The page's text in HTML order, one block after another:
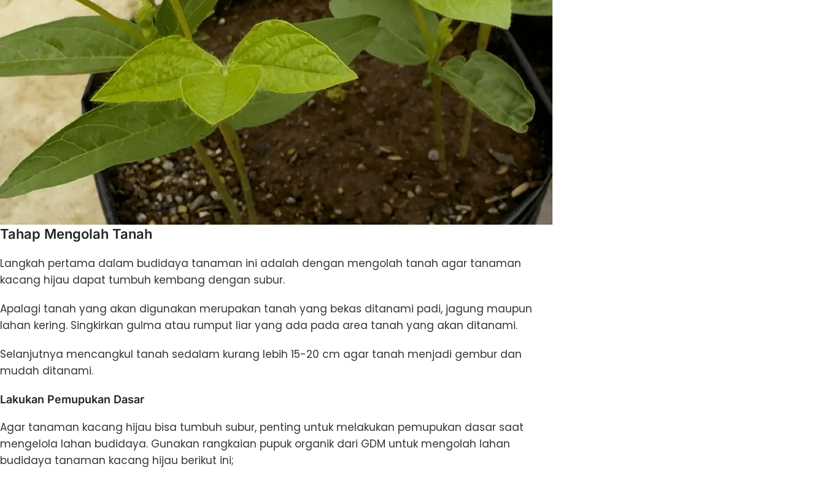
Tahap Mengolah Tanah
Langkah pertama dalam budidaya tanaman ini adalah dengan mengolah tanah agar tanaman
kacang hijau dapat tumbuh kembang dengan subur.
Apalagi tanah yang akan digunakan merupakan tanah yang bekas ditanami padi, jagung maupun
lahan kering. Singkirkan gulma atau rumput liar yang ada pada area tanah yang akan ditanami.
Selanjutnya mencangkul tanah sedalam kurang lebih 15-20 cm agar tanah menjadi gembur dan
mudah ditanami.
Lakukan Pemupukan Dasar
Agar tanaman kacang hijau bisa tumbuh subur, penting untuk melakukan pemupukan dasar saat
mengelola lahan budidaya. Gunakan rangkaian pupuk organik dari GDM untuk mengolah lahan
budidaya tanaman kacang hijau berikut ini;